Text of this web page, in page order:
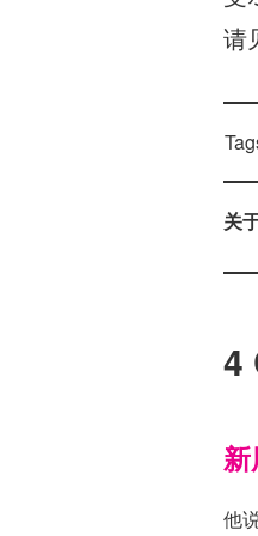
请
关
4
他